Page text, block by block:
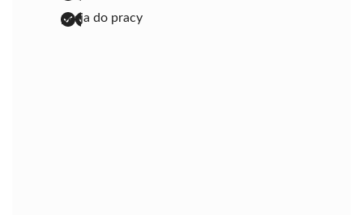
pasja do pracy